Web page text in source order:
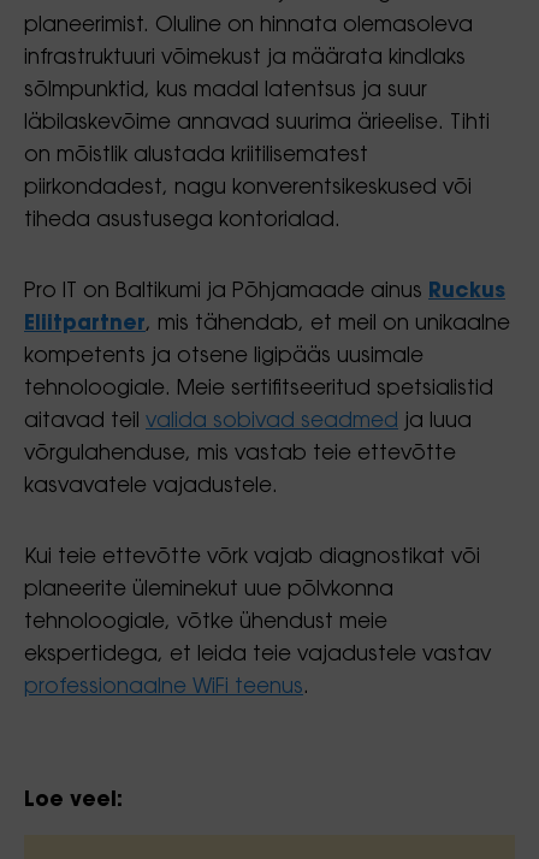
planeerimist. Oluline on hinnata olemasoleva
infrastruktuuri võimekust ja määrata kindlaks
sõlmpunktid, kus madal latentsus ja suur
läbilaskevõime annavad suurima ärieelise. Tihti
on mõistlik alustada kriitilisematest
piirkondadest, nagu konverentsikeskused või
tiheda asustusega kontorialad.
Pro IT on Baltikumi ja Põhjamaade ainus Ruckus
Eliitpartner, mis tähendab, et meil on unikaalne
kompetents ja otsene ligipääs uusimale
tehnoloogiale. Meie sertifitseeritud spetsialistid
aitavad teil valida sobivad seadmed ja luua
võrgulahenduse, mis vastab teie ettevõtte
kasvavatele vajadustele.
Kui teie ettevõtte võrk vajab diagnostikat või
planeerite üleminekut uue põlvkonna
tehnoloogiale, võtke ühendust meie
ekspertidega, et leida teie vajadustele vastav
professionaalne WiFi teenus.
Loe veel: